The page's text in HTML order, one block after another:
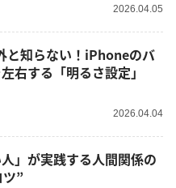
2026.04.05
と知らない！iPhoneのバ
右する「明るさ設定」
2026.04.04
人」が実践する人間関係の
”